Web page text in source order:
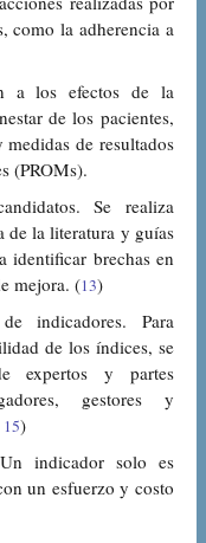
como la adherencia a
a los efectos de la
de los pacientes,
de resultados
(PROMs).
Se realiza
de la literatura y guías
identificar brechas en
mejora. (13)
indicadores. Para
de los índices, se
expertos y partes
gestores y
15)
indicador solo es
un esfuerzo y costo